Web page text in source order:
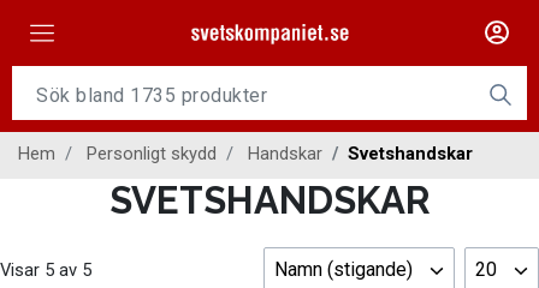
Slangpaket
Personligt skydd
Kap/Slip
Hem Personligt skydd Handskar Svetshandskar
SVETSHANDSKAR
Visar 5 av 5 Namn (stigande) 20